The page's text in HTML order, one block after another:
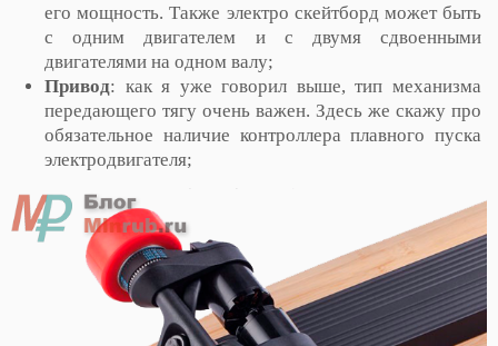
его мощность. Также электро скейтборд может быть
с одним двигателем и с двумя сдвоенными
двигателями на одном валу;
Привод: как я уже говорил выше, тип механизма
передающего тягу очень важен. Здесь же скажу про
обязательное наличие контроллера плавного пуска
электродвигателя;